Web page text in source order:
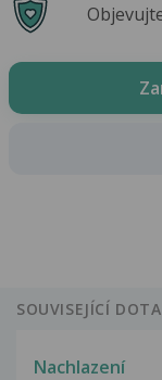
SOUVISEJÍCÍ
Nachlazení